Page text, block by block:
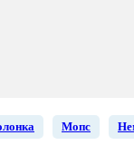
Мопс